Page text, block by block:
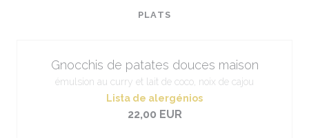
PLATS
Gnocchis de patates douces maison
émulsion au curry et lait de coco, noix de cajou
Lista de alergénios
22,00 EUR